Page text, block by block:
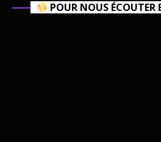
POUR NOUS ÉCOUTER